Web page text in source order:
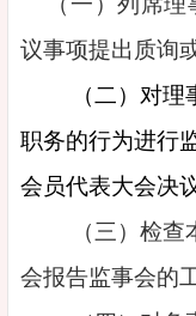
议事项提出质询
（二）对
职务的行为进行
会员代表大会决
（三）检
会报告监事会的